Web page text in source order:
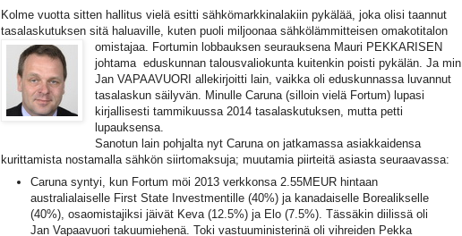
Kolme vuotta sitten hallitus vielä esitti sähkömarkkinalakiin pykälää, joka olisi taannut
tasalaskutuksen sitä haluaville, kuten puoli miljoonaa sähkölämmitteisen omakotitalon
omistajaa. Fortumin lobbauksen seurauksena Mauri PEKKARISEN
johtama eduskunnan talousvaliokunta kuitenkin poisti pykälän. Ja min
Jan VAPAAVUORI allekirjoitti lain, vaikka oli eduskunnassa luvannut
tasalaskun säilyvän. Minulle Caruna (silloin vielä Fortum) lupasi
kirjallisesti tammikuussa 2014 tasalaskutuksen, mutta petti
lupauksensa.
Sanotun lain pohjalta nyt Caruna on jatkamassa asiakkaidensa
kurittamista nostamalla sähkön siirtomaksuja; muutamia piirteitä asiasta seuraavassa:
Caruna syntyi, kun Fortum möi 2013 verkkonsa 2.55MEUR hintaan
australialaiselle First State Investmentille (40%) ja kanadaiselle Borealikselle
(40%), osaomistajiksi jäivät Keva (12.5%) ja Elo (7.5%). Tässäkin diilissä oli
Jan Vapaavuori takuumiehenä. Toki vastuuministerinä oli vihreiden Pekka